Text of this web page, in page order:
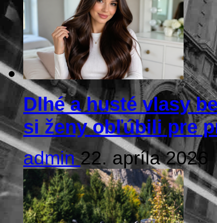
Dlhé a husté vlasy
si ženy obľúbili pre
admin22. apríla 2026